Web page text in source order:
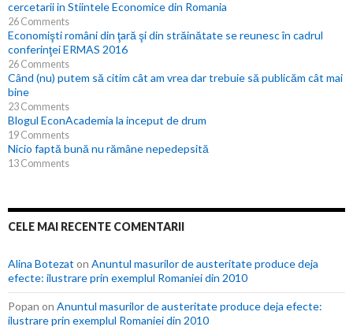
cercetarii in Stiintele Economice din Romania
26 Comments
Economişti români din ţară şi din străinătate se reunesc în cadrul
conferinţei ERMAS 2016
26 Comments
Când (nu) putem să citim cât am vrea dar trebuie să publicăm cât mai
bine
23 Comments
Blogul EconAcademia la inceput de drum
19 Comments
Nicio faptă bună nu rămâne nepedepsită
13 Comments
CELE MAI RECENTE COMENTARII
Alina Botezat on Anuntul masurilor de austeritate produce deja
efecte: ilustrare prin exemplul Romaniei din 2010
Popan on Anuntul masurilor de austeritate produce deja efecte:
ilustrare prin exemplul Romaniei din 2010